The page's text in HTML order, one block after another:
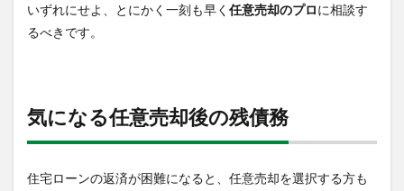
いずれにせよ、とにかく一刻も早く 任意売却のプロに相談す
るべきです。
気になる任意売却後の残債務
住宅ローンの返済が困難になると、任意売却を選択する方も